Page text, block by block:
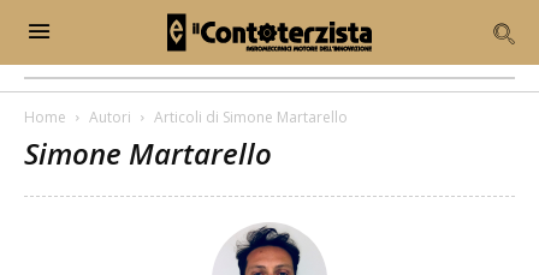
Home Autori Articoli di Simone Martarello
Simone Martarello